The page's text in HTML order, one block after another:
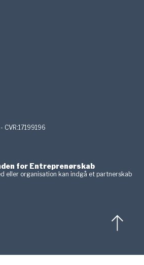
CVR:17199196
for Entreprenørskab
eller organisation kan indgå et partnerskab